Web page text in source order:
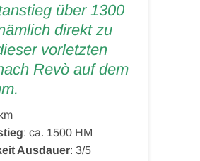
über 1300
direkt zu
vorletzten
Revò auf dem
: ca. 1500 HM
Ausdauer: 3/5